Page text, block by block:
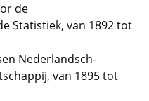
de
Statistiek, van 1892 tot
Nederlandsch-
van 1895 tot